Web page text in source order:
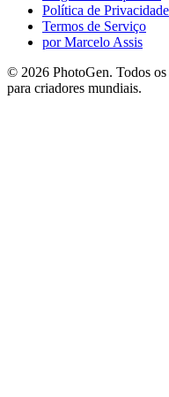
Política de Privacidade
Termos de Serviço
por Marcelo Assis
© 2026 PhotoGen. Todos
para criadores mundiais.